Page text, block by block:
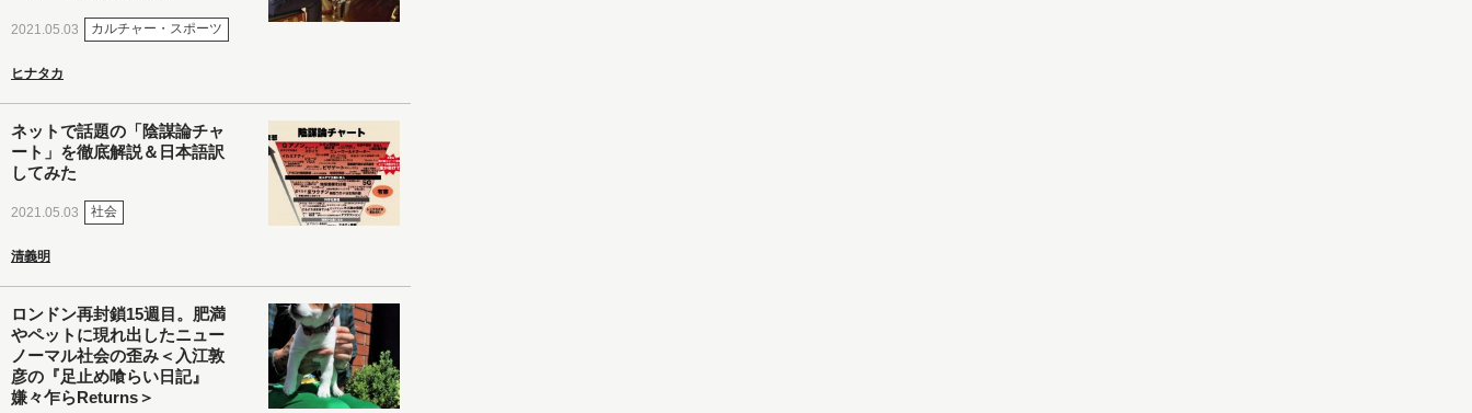
2021.05.03 カルチャー・スポーツ
ヒナタカ
ネットで話題の「陰謀論チャ
ート」を徹底解説＆日本語訳
してみた
2021.05.03 社会
清義明
ロンドン再封鎖15週目。肥満
やペットに現れ出したニュー
ノーマル社会の歪み＜入江敦
彦の『足止め喰らい日記』
嫌々乍らReturns＞